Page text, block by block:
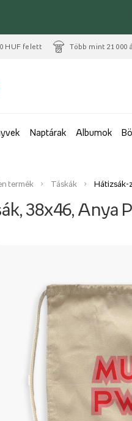
HUF felett Több mint 21 000
Naptárak Albumok
termék Táskák Hátizsák-
38x46, Anya